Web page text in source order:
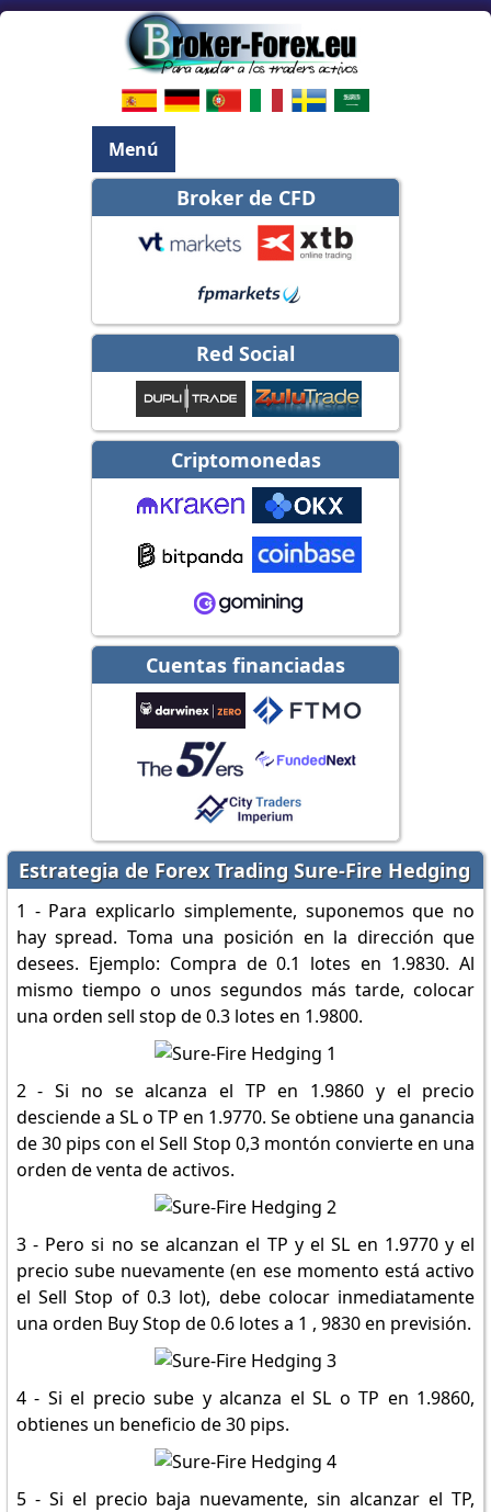
Menú
Broker de CFD
Red Social
Criptomonedas
Cuentas financiadas
Estrategia de Forex Trading Sure-Fire Hedging
1 - Para explicarlo simplemente, suponemos que no
hay spread. Toma una posición en la dirección que
desees. Ejemplo: Compra de 0.1 lotes en 1.9830. Al
mismo tiempo o unos segundos más tarde, colocar
una orden sell stop de 0.3 lotes en 1.9800.
2 - Si no se alcanza el TP en 1.9860 y el precio
desciende a SL o TP en 1.9770. Se obtiene una ganancia
de 30 pips con el Sell Stop 0,3 montón convierte en una
orden de venta de activos.
3 - Pero si no se alcanzan el TP y el SL en 1.9770 y el
precio sube nuevamente (en ese momento está activo
el Sell Stop of 0.3 lot), debe colocar inmediatamente
una orden Buy Stop de 0.6 lotes a 1 , 9830 en previsión.
4 - Si el precio sube y alcanza el SL o TP en 1.9860,
obtienes un beneficio de 30 pips.
5 - Si el precio baja nuevamente, sin alcanzar el TP,